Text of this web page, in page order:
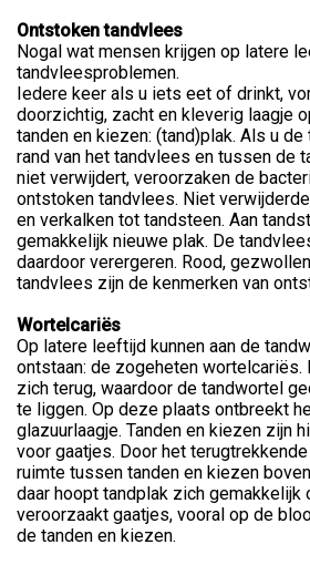
Ontstoken tandvlees
Nogal wat mensen krijgen op latere
tandvleesproblemen.
Iedere keer als u iets eet of drinkt,
doorzichtig, zacht en kleverig laagje
tanden en kiezen: (tand)plak. Als u
rand van het tandvlees en tussen de
niet verwijdert, veroorzaken de
ontstoken tandvlees. Niet
en verkalken tot tandsteen. Aan
gemakkelijk nieuwe plak. De
daardoor verergeren. Rood,
tandvlees zijn de kenmerken van
Wortelcariës
Op latere leeftijd kunnen aan de
ontstaan: de zogeheten
zich terug, waardoor de tandwortel
te liggen. Op deze plaats ontbreekt
glazuurlaagje. Tanden en kiezen zijn
voor gaatjes. Door het
ruimte tussen tanden en kiezen
daar hoopt tandplak zich gemakkelijk
veroorzaakt gaatjes, vooral op de
de tanden en kiezen.